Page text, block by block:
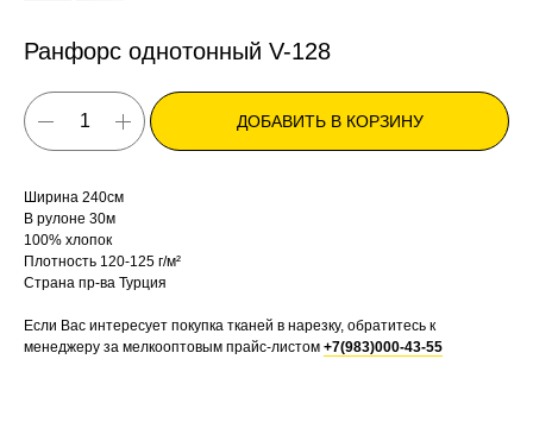
Ранфорс однотонный V-128
ДОБАВИТЬ В КОРЗИНУ
Ширина 240см
В рулоне 30м
100% хлопок
Плотность 120-125 г/м²
Страна пр-ва Турция
Если Вас интересует покупка тканей в нарезку, обратитесь к
менеджеру за мелкооптовым прайс-листом +7(983)000-43-55